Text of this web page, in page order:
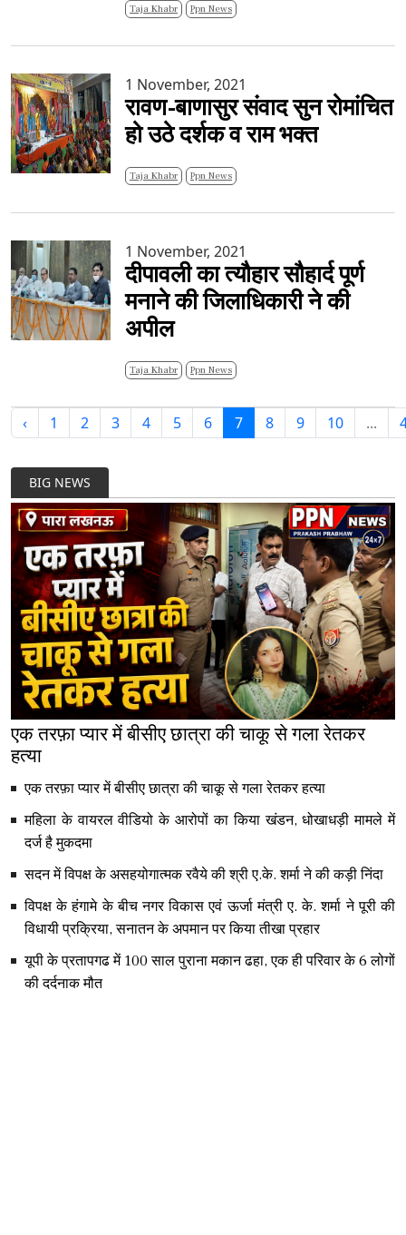
Taja Khabr Ppn News
1 November, 2021
रावण-बाणासुर संवाद सुन रोमांचित
हो उठे दर्शक व राम भक्त
Taja Khabr Ppn News
1 November, 2021
दीपावली का त्यौहार सौहार्द पूर्ण
मनाने की जिलाधिकारी ने की
अपील
Taja Khabr Ppn News
‹ 1 2 3 4 5 6 7 8 9 10 ...
BIG NEWS
एक तरफ़ा प्यार में बीसीए छात्रा की चाकू से गला रेतकर
हत्या
एक तरफ़ा प्यार में बीसीए छात्रा की चाकू से गला रेतकर हत्या
महिला के वायरल वीडियो के आरोपों का किया खंडन, धोखाधड़ी मामले में
दर्ज है मुकदमा
सदन में विपक्ष के असहयोगात्मक रवैये की श्री ए.के. शर्मा ने की कड़ी निंदा
विपक्ष के हंगामे के बीच नगर विकास एवं ऊर्जा मंत्री ए. के. शर्मा ने पूरी की
विधायी प्रक्रिया, सनातन के अपमान पर किया तीखा प्रहार
यूपी के प्रतापगढ में 100 साल पुराना मकान ढहा, एक ही परिवार के 6 लोगों
की दर्दनाक मौत